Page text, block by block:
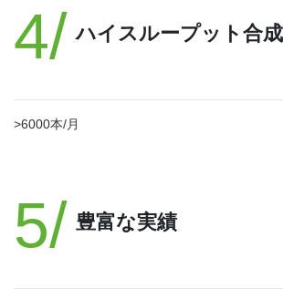
4/ ハイスループット合
>6000本/月
5/ 豊富な実績